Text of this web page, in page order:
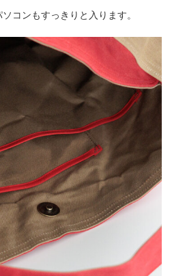
コンもすっきりと入ります。